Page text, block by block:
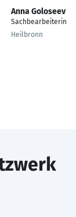
Anna Goloseev
Sachbearbeiterin
Heilbronn